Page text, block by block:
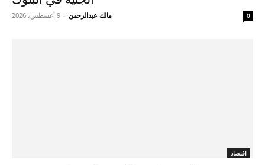
مالك عبدالرحمن - 9 أغسطس، 2026 0
اقتصاد